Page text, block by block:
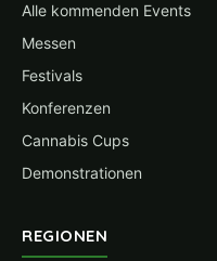
Alle kommenden Events
Messen
Festivals
Konferenzen
Cannabis Cups
Demonstrationen
REGIONEN